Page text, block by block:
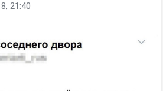
21:40